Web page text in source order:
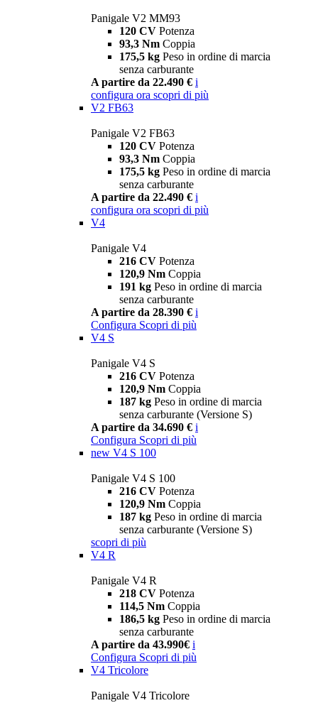
Panigale V2 MM93
120 CV Potenza
93,3 Nm Coppia
175,5 kg Peso in ordine di marcia
senza carburante
A partire da 22.490 € i
configura ora scopri di più
V2 FB63
Panigale V2 FB63
120 CV Potenza
93,3 Nm Coppia
175,5 kg Peso in ordine di marcia
senza carburante
A partire da 22.490 € i
configura ora scopri di più
V4
Panigale V4
216 CV Potenza
120,9 Nm Coppia
191 kg Peso in ordine di marcia
senza carburante
A partire da 28.390 € i
Configura Scopri di più
V4 S
Panigale V4 S
216 CV Potenza
120,9 Nm Coppia
187 kg Peso in ordine di marcia
senza carburante (Versione S)
A partire da 34.690 € i
Configura Scopri di più
new V4 S 100
Panigale V4 S 100
216 CV Potenza
120,9 Nm Coppia
187 kg Peso in ordine di marcia
senza carburante (Versione S)
scopri di più
V4 R
Panigale V4 R
218 CV Potenza
114,5 Nm Coppia
186,5 kg Peso in ordine di marcia
senza carburante
A partire da 43.990€ i
Configura Scopri di più
V4 Tricolore
Panigale V4 Tricolore